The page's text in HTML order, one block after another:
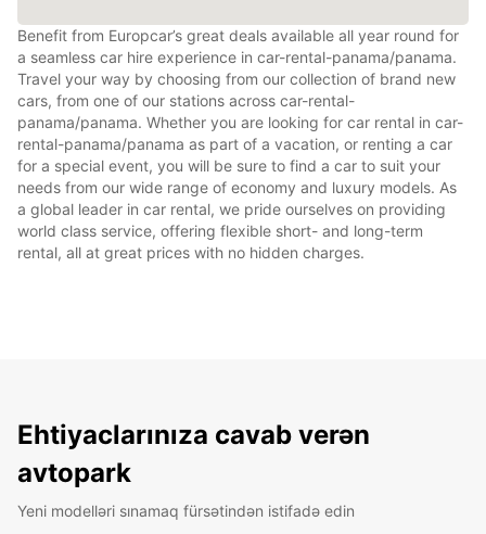
Benefit from Europcar’s great deals available all year round for
a seamless car hire experience in car-rental-panama/panama.
Travel your way by choosing from our collection of brand new
cars, from one of our stations across car-rental-
panama/panama. Whether you are looking for car rental in car-
rental-panama/panama as part of a vacation, or renting a car
for a special event, you will be sure to find a car to suit your
needs from our wide range of economy and luxury models. As
a global leader in car rental, we pride ourselves on providing
world class service, offering flexible short- and long-term
rental, all at great prices with no hidden charges.
Ehtiyaclarınıza cavab verən
avtopark
Yeni modelləri sınamaq fürsətindən istifadə edin